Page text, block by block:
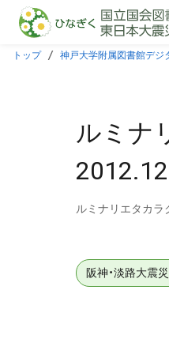
本文に飛ぶ
トップ 神戸大学附属図書館デジ
ルミナ
ルミナリエタカラ
阪神・淡路大震